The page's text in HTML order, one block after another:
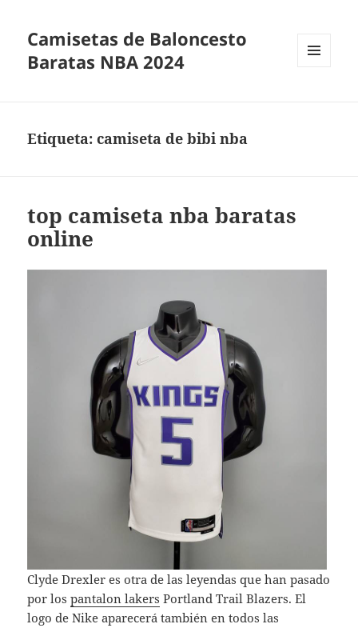
Camisetas de Baloncesto
Baratas NBA 2024
Etiqueta:camiseta de bibi nba
top camiseta nba baratas
online
Clyde Drexler es otra de las leyendas que han pasado
por lospantalon lakers Portland Trail Blazers. El
logo de Nike aparecerá también en todos las